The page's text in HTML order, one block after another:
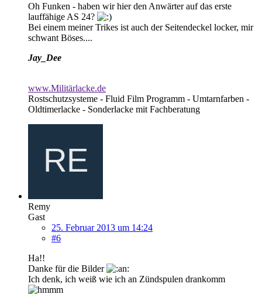
Oh Funken - haben wir hier den Anwärter auf das erste
lauffähige AS 24?
Bei einem meiner Trikes ist auch der Seitendeckel locker, mir
schwant Böses....
Jay_Dee
www.Militärlacke.de
Rostschutzsysteme - Fluid Film Programm - Umtarnfarben -
Oldtimerlacke - Sonderlacke mit Fachberatung
Remy
Gast
25. Februar 2013 um 14:24
#6
Ha!!
Danke für die Bilder
Ich denk, ich weiß wie ich an Zündspulen drankomm